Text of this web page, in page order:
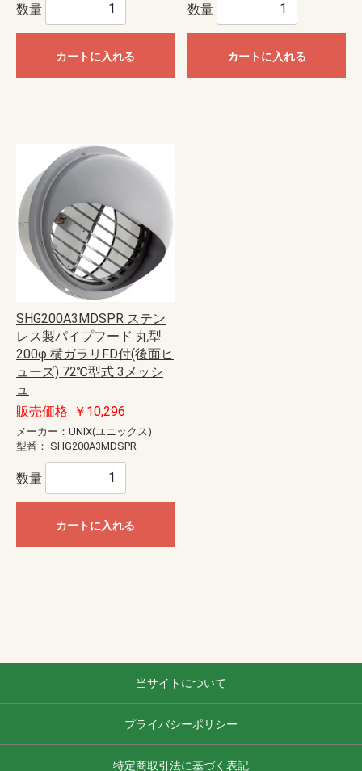
数量
カートに入れる
数量
カートに入れる
SHG200A3MDSPR ステン
レス製パイプフード 丸型
200φ 横ガラリFD付(後面ヒ
ューズ) 72℃型式 3メッシ
ュ
販売価格: ￥10,296
メーカー：UNIX(ユニックス)
型番： SHG200A3MDSPR
数量
カートに入れる
当サイトについて
プライバシーポリシー
特定商取引法に基づく表記